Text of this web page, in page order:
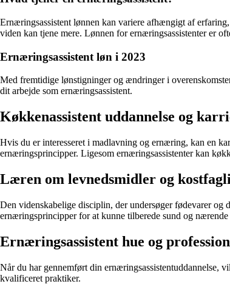
Ernæringsassistent lønnen kan variere afhængigt af
viden kan tjene mere. Lønnen for ernæringsassistenter er
Ernæringsassistent løn i 2023
Med fremtidige lønstigninger og ændringer i
dit arbejde som ernæringsassistent.
Køkkenassistent uddannelse og
Hvis du er interesseret i madlavning og ernæring, kan en
ernæringsprincipper. Ligesom ernæringsassistenter kan
Læren om levnedsmidler og
Den videnskabelige disciplin, der undersøger fødevarer og
ernæringsprincipper for at kunne tilberede sund og
Ernæringsassistent hue og
Når du har gennemført din ernæringsassistentuddannelse,
kvalificeret praktiker.